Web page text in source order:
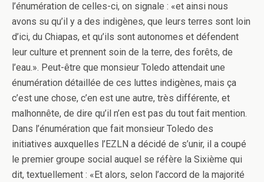
l’énumération de celles-ci, on signale : «et ainsi nous
avons su qu’il y a des indigènes, que leurs terres sont loin
d’ici, du Chiapas, et qu’ils sont autonomes et défendent
leur culture et prennent soin de la terre, des forêts, de
l’eau.». Peut-être que monsieur Toledo attendait une
énumération détaillée de ces luttes indigènes, mais ça
c’est une chose, c’en est une autre, très différente, et
malhonnête, de dire qu’il n’en est pas du tout fait mention.
Dans l’énumération que fait monsieur Toledo des
initiatives auxquelles l’EZLN a décidé de s’unir, il a coupé
le premier groupe social auquel se réfère la Sixième qui
dit, textuellement : «Et alors, selon l’accord de la majorité